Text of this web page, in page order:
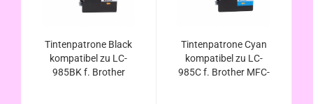
Tintenpatrone Black
kompatibel zu LC-
985BK f. Brother
Tintenpatrone Cyan
kompatibel zu LC-
985C f. Brother MFC-